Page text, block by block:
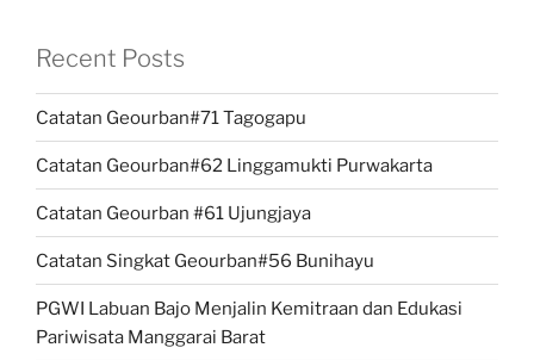
Recent Posts
Catatan Geourban#71 Tagogapu
Catatan Geourban#62 Linggamukti Purwakarta
Catatan Geourban #61 Ujungjaya
Catatan Singkat Geourban#56 Bunihayu
PGWI Labuan Bajo Menjalin Kemitraan dan Edukasi
Pariwisata Manggarai Barat